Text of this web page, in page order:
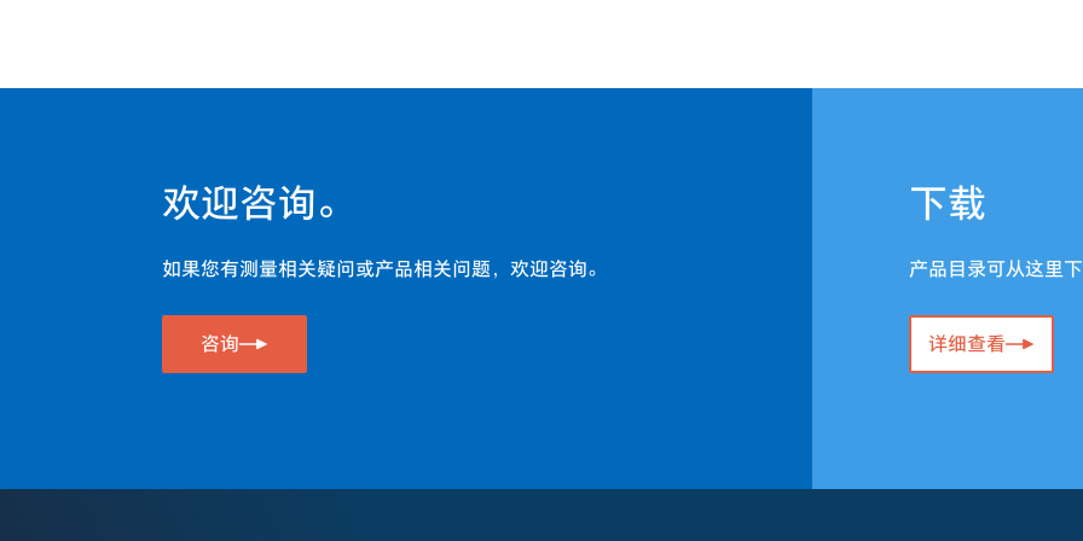
欢迎咨询。
如果您有测量相关疑问或产品相关问题，欢迎咨询。
咨询
下载
产品目录可从这里
详细查看